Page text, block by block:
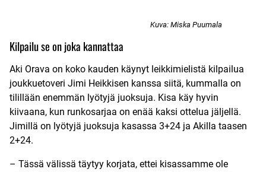
Kuva: Miska Puumala
Kilpailu se on joka kannattaa
Aki Orava on koko kauden käynyt leikkimielistä kilpailua
joukkuetoveri Jimi Heikkisen kanssa siitä, kummalla on
tilillään enemmän lyötyjä juoksuja. Kisa käy hyvin
kiivaana, kun runkosarjaa on enää kaksi ottelua jäljellä.
Jimillä on lyötyjä juoksuja kasassa 3+24 ja Akilla taasen
2+24.
– Tässä välissä täytyy korjata, ettei kisassamme ole